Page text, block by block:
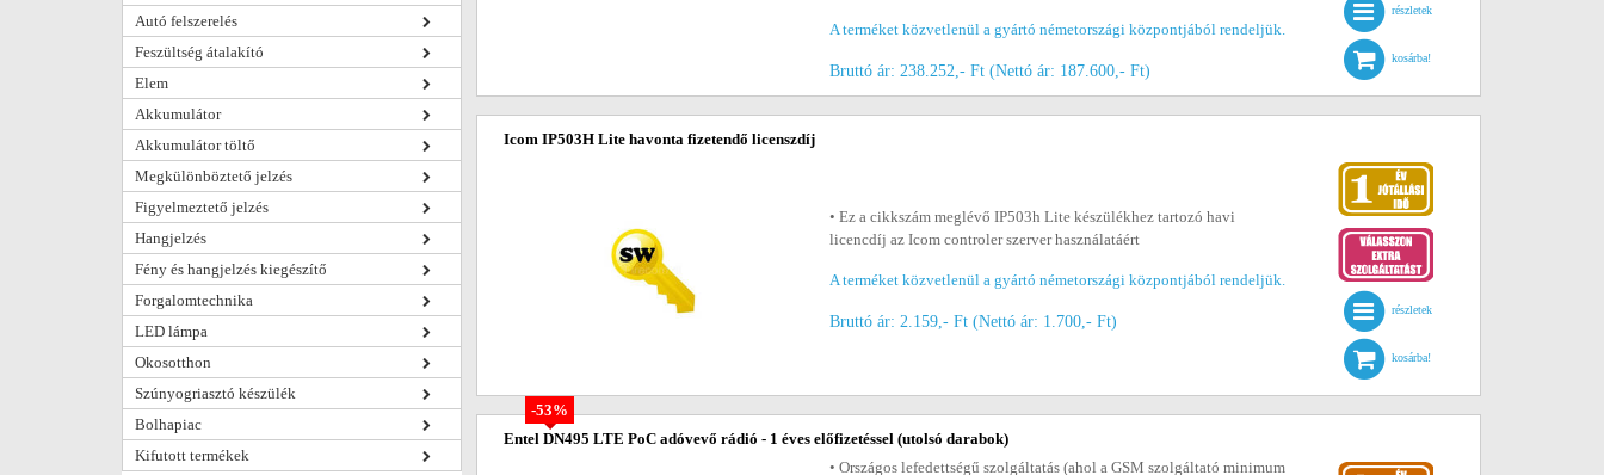
Autó felszerelés
Feszültség átalakító
Elem
Akkumulátor
Akkumulátor töltő
Megkülönböztető jelzés
Figyelmeztető jelzés
Hangjelzés
Fény és hangjelzés kiegészítő
Forgalomtechnika
LED lámpa
Okosotthon
Szúnyogriasztó készülék
Bolhapiac
Kifutott termékek
A terméket közvetlenül a gyártó németországi központjából rendeljük.
Bruttó ár: 238.252,- Ft (Nettó ár: 187.600,- Ft)
részletek
kosárba!
Icom IP503H Lite havonta fizetendő licenszdíj
• Ez a cikkszám meglévő IP503h Lite készülékhez tartozó havi
licencdíj az Icom controler szerver használatáért
A terméket közvetlenül a gyártó németországi központjából rendeljük.
Bruttó ár: 2.159,- Ft (Nettó ár: 1.700,- Ft)
részletek
kosárba!
Entel DN495 LTE PoC adóvevő rádió - 1 éves előfizetéssel (utolsó darabok)
-53%
• Országos lefedettségű szolgáltatás (ahol a GSM szolgáltató minimum